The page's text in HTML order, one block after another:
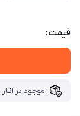
قیمت:
موجود در انبار